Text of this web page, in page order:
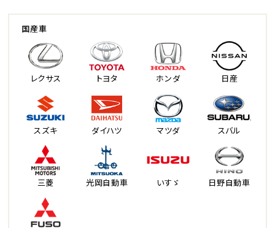
国産車
レクサス トヨタ ホンダ 日産
スズキ ダイハツ マツダ スバル
三菱 光岡自動車 いすゞ 日野自動車